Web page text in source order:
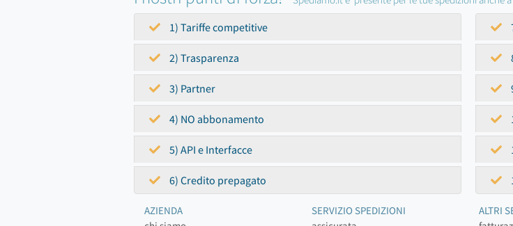
1) Tariffe competitive
2) Trasparenza
3) Partner
4) NO abbonamento
5) API e Interfacce
6) Credito prepagato
AZIENDA
SERVIZIO SPEDIZIONI
ALTRI